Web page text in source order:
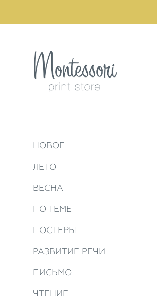
НОВОЕ
ЛЕТО
ВЕСНА
ПО ТЕМЕ
ПОСТЕРЫ
РАЗВИТИЕ РЕЧИ
ПИСЬМО
ЧТЕНИЕ